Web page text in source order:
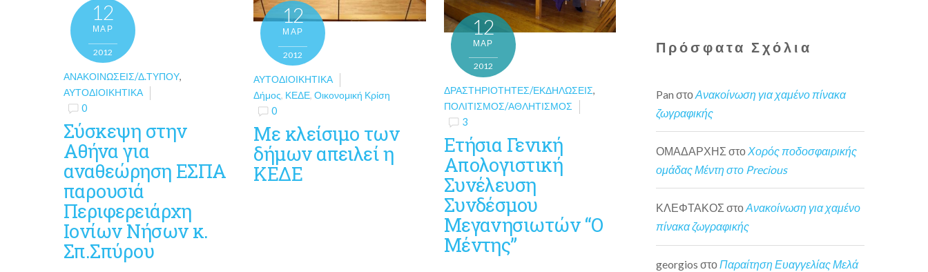
12
ΜΑΡ
2012
ΑΝΑΚΟΙΝΏΣΕΙΣ/Δ.ΤΎΠΟΥ,
ΑΥΤΟΔΙΟΙΚΗΤΙΚΆ
0
Σύσκεψη στην
Αθήνα για
αναθεώρηση ΕΣΠΑ
παρουσιά
Περιφερειάρχη
Ιονίων Νήσων κ.
Σπ.Σπύρου
12
ΜΑΡ
2012
ΑΥΤΟΔΙΟΙΚΗΤΙΚΆ
Δήμος, ΚΕΔΕ,Οικονομική Κρίση
0
Με κλείσιμο των
δήμων απειλεί η
ΚΕΔΕ
12
ΜΑΡ
2012
ΔΡΑΣΤΗΡΙΌΤΗΤΕΣ/ΕΚΔΗΛΏΣΕΙΣ,
ΠΟΛΙΤΙΣΜΌΣ/ΑΘΛΗΤΙΣΜΌΣ
3
Ετήσια Γενική
Απολογιστική
Συνέλευση
Συνδέσμου
Μεγανησιωτών “Ο
Μέντης”
Πρόσφατα Σχόλια
Pan στοΑνακοίνωση για χαμένο πίνακα
ζωγραφικής
ΟΜΑΔΑΡΧΗΣ στο Χορός ποδοσφαιρικής
ομάδας Μέντη στο Precious
ΚΛΕΦΤΑΚΟΣ στοΑνακοίνωση για χαμένο
πίνακα ζωγραφικής
georgios στοΠαραίτηση Ευαγγελίας Μελά